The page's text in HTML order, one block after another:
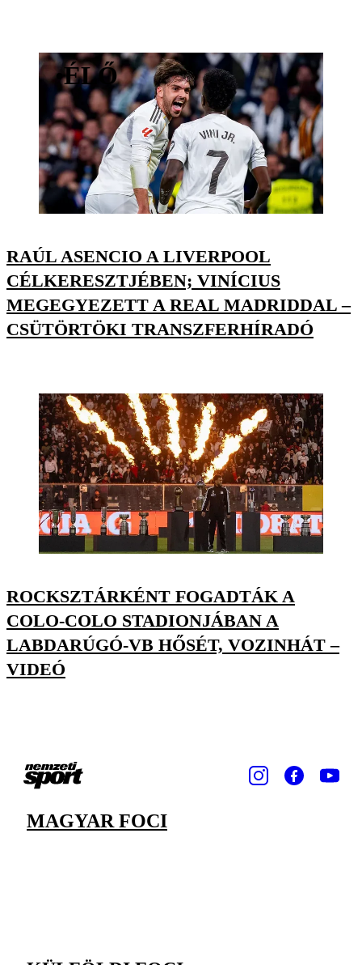
•ÉLŐ
RAÚL ASENCIO A LIVERPOOL
CÉLKERESZTJÉBEN; VINÍCIUS
MEGEGYEZETT A REAL MADRIDDAL –
CSÜTÖRTÖKI TRANSZFERHÍRADÓ
ROCKSZTÁRKÉNT FOGADTÁK A
COLO-COLO STADIONJÁBAN A
LABDARÚGÓ-VB HŐSÉT, VOZINHÁT –
VIDEÓ
MAGYAR FOCI